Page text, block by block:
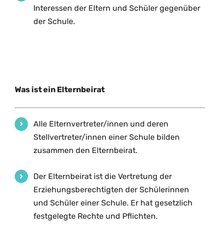
Interessen der Eltern und Schüler gegenüber
der Schule.
Was ist ein Elternbeirat
Alle Elternvertreter/innen und deren
Stellvertreter/innen einer Schule bilden
zusammen den Elternbeirat.
Der Elternbeirat ist die Vertretung der
Erziehungsberechtigten derSchülerinnen
und Schüler einer Schule. Er hat gesetzlich
festgelegte Rechte und Pflichten.